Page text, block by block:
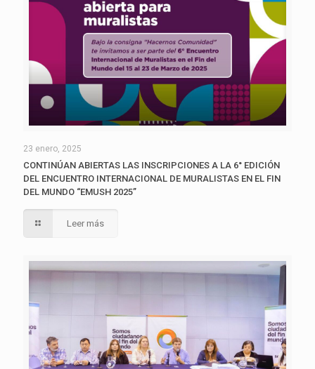
23 enero, 2025
CONTINÚAN ABIERTAS LAS INSCRIPCIONES A LA 6° EDICIÓN
DEL ENCUENTRO INTERNACIONAL DE MURALISTAS EN EL FIN
DEL MUNDO “EMUSH 2025”
Leer más